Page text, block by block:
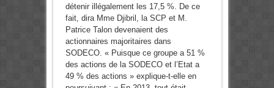
détenir illégalement les 17,5 %. De ce
fait, dira Mme Djibril, la SCP et M.
Patrice Talon devenaient des
actionnaires majoritaires dans
SODECO. « Puisque ce groupe a 51 %
des actions de la SODECO et l’Etat a
49 % des actions » explique-t-elle en